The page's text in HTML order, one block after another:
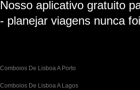
Nosso aplicativo gratuito
- planejar viagens nunca
Comboios De Lisboa A Porto
Comboios De Lisboa A Lagos